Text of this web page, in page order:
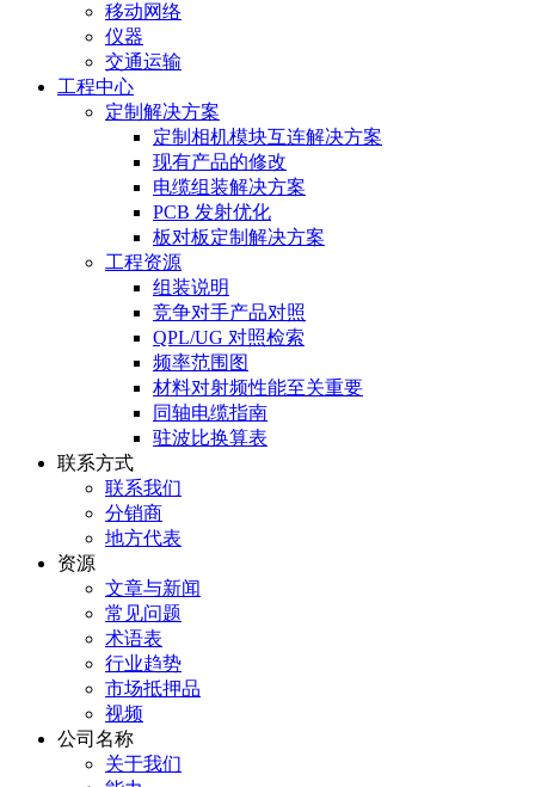
移动网络
仪器
交通运输
工程中心
定制解决方案
定制相机模块互连解决方案
现有产品的修改
电缆组装解决方案
PCB 发射优化
板对板定制解决方案
工程资源
组装说明
竞争对手产品对照
QPL/UG 对照检索
频率范围图
材料对射频性能至关重要
同轴电缆指南
驻波比换算表
联系方式
联系我们
分销商
地方代表
资源
文章与新闻
常见问题
术语表
行业趋势
市场抵押品
视频
公司名称
关于我们